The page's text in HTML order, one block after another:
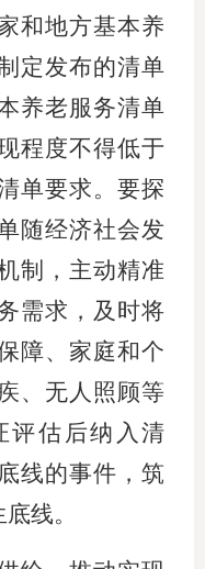
和地方基本养
定发布的清单
养老服务清单
程度不得低于
单要求。要探
随经济社会发
制，主动精准
需求，及时将
障、家庭和个
、无人照顾等
评估后纳入清
线的事件，筑
线。